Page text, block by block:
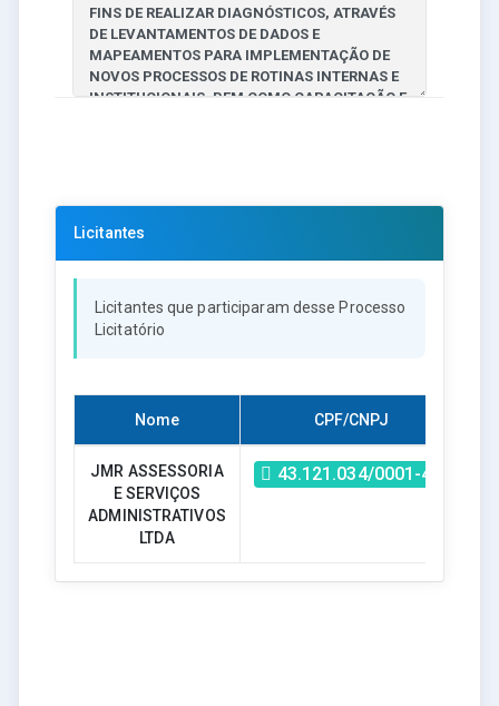
Licitantes
Licitantes que participaram desse Processo
Licitatório
Nome CPF/CNPJ
JMR ASSESSORIA
E SERVIÇOS
ADMINISTRATIVOS
LTDA
43.121.034/0001-47